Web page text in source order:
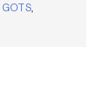
GOTS,